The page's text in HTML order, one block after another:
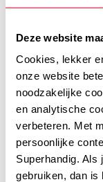
Deze website
Cookies, lekker
onze website
noodzakelijke
en analytische
verbeteren. Met
persoonlijke
Superhandig. Als
gebruiken, dan is